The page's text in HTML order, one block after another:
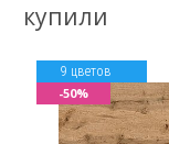
купили
9 цветов
-50%